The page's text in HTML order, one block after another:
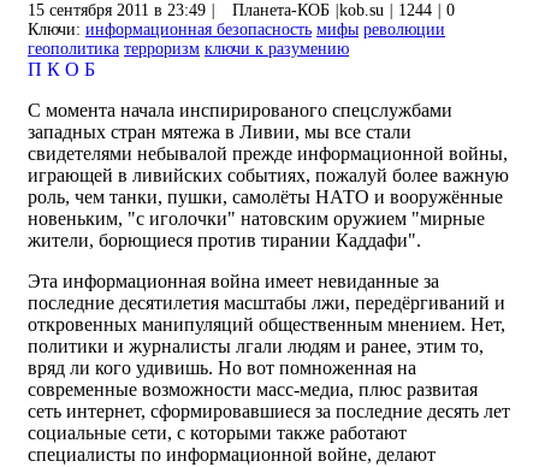
15 сентября 2011 в 23:49 Планета-КОБ kob.su 1244
0
Ключи: информационная безопасность мифы революции
геополитика терроризм ключи к разумению
П К О Б
С момента начала инспирированого спецслужбами
западных стран мятежа в Ливии, мы все стали
свидетелями небывалой прежде информационной войны,
играющей в ливийских событиях, пожалуй более важную
роль, чем танки, пушки, самолёты НАТО и вооружённые
новеньким, "с иголочки" натовским оружием "мирные
жители, борющиеся против тирании Каддафи".
Эта информационная война имеет невиданные за
последние десятилетия масштабы лжи, передёргиваний и
откровенных манипуляций общественным мнением. Нет,
политики и журналисты лгали людям и ранее, этим то,
вряд ли кого удивишь. Но вот помноженная на
современные возможности масс-медиа, плюс развитая
сеть интернет, сформировавшиеся за последние десять лет
социальные сети, с которыми также работают
специалисты по информационной войне, делают